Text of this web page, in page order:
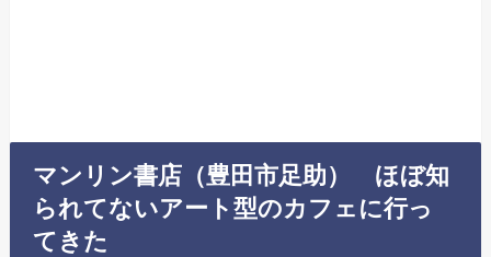
マンリン書店（豊田市足助） ほぼ知
られてないアート型のカフェに行っ
てきた